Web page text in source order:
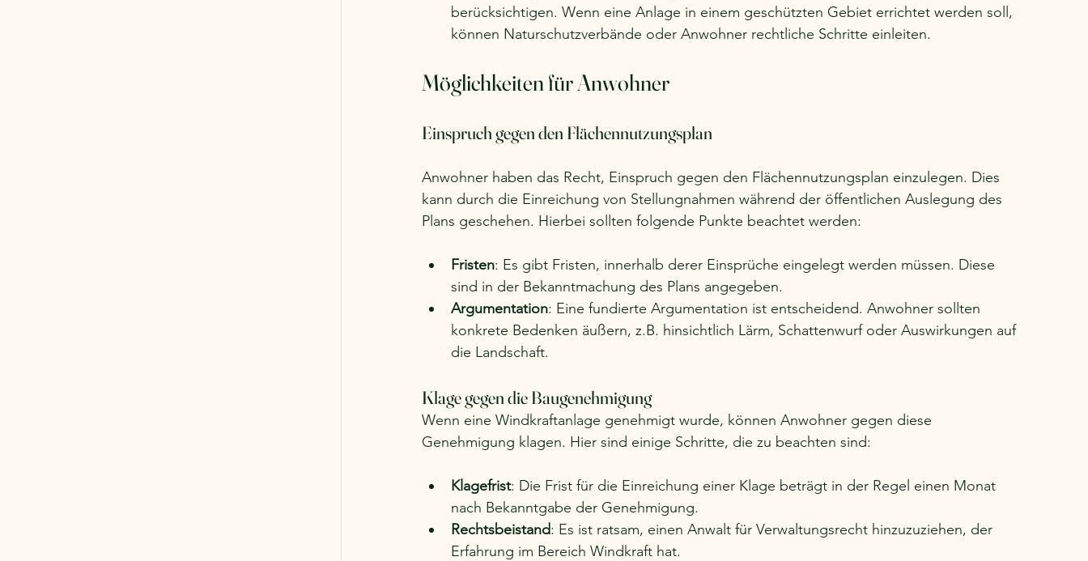
berücksichtigen. Wenn eine Anlage in einem geschützten Gebiet errichtet werden soll,
können Naturschutzverbände oder Anwohner rechtliche Schritte einleiten.
Möglichkeiten für Anwohner
Einspruch gegen den Flächennutzungsplan
Anwohner haben das Recht, Einspruch gegen den Flächennutzungsplan einzulegen. Dies
kann durch die Einreichung von Stellungnahmen während der öffentlichen Auslegung des
Plans geschehen. Hierbei sollten folgende Punkte beachtet werden:
Fristen: Es gibt Fristen, innerhalb derer Einsprüche eingelegt werden müssen. Diese
sind in der Bekanntmachung des Plans angegeben.
Argumentation: Eine fundierte Argumentation ist entscheidend. Anwohner sollten
konkrete Bedenken äußern, z.B. hinsichtlich Lärm, Schattenwurf oder Auswirkungen auf
die Landschaft.
Klage gegen die Baugenehmigung
Wenn eine Windkraftanlage genehmigt wurde, können Anwohner gegen diese
Genehmigung klagen. Hier sind einige Schritte, die zu beachten sind:
Klagefrist: Die Frist für die Einreichung einer Klage beträgt in der Regel einen Monat
nach Bekanntgabe der Genehmigung.
Rechtsbeistand: Es ist ratsam, einen Anwalt für Verwaltungsrecht hinzuzuziehen, der
Erfahrung im Bereich Windkraft hat.